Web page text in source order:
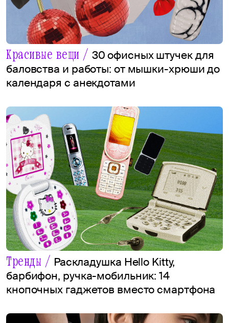
Красивые вещи / 30 офисных штучек для
баловства и работы: от мышки-хрюши до
календаря с анекдотами
Тренды / Раскладушка Hello Kitty,
барбифон, ручка-мобильник: 14
кнопочных гаджетов вместо смартфона